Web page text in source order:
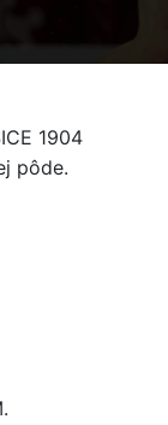
1904
pôde.